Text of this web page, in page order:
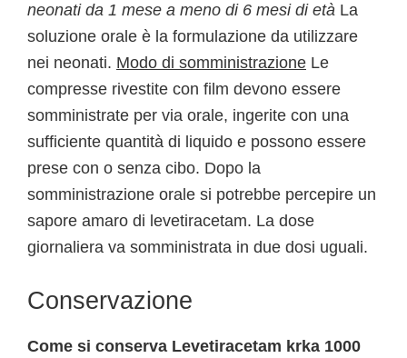
neonati da 1 mese a meno di 6 mesi di età La
soluzione orale è la formulazione da utilizzare
nei neonati. Modo di somministrazione Le
compresse rivestite con film devono essere
somministrate per via orale, ingerite con una
sufficiente quantità di liquido e possono essere
prese con o senza cibo. Dopo la
somministrazione orale si potrebbe percepire un
sapore amaro di levetiracetam. La dose
giornaliera va somministrata in due dosi uguali.
Conservazione
Come si conserva Levetiracetam krka 1000